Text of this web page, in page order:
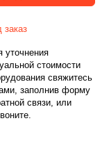
заказ
уточнения
стоимости
свяжитесь
заполнив форму
связи, или